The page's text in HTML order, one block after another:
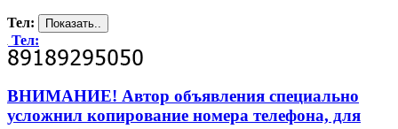
Тел:
Тел:
ВНИМАНИЕ! Автор объявления специально
усложнил копирование номера телефона, для